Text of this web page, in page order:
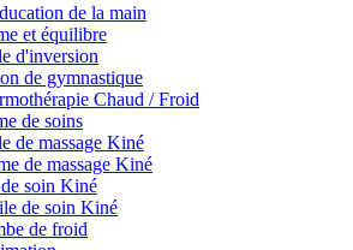
de la main
et équilibre
d'inversion
de gymnastique
Chaud / Froid
de soins
de massage Kiné
de massage Kiné
soin Kiné
de soin Kiné
de froid